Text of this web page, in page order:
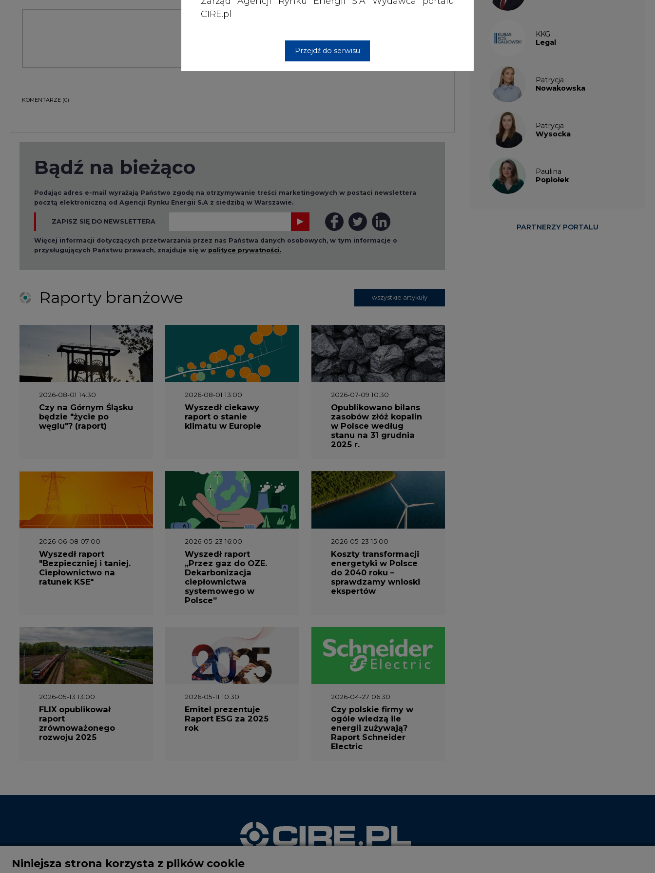
CIRE.pl
Przejdź do serwisu
z portalu cire.pl
KOMENTARZE (0)
Bądź na bieżąco
Podając adres e-mail wyrażają Państwo zgodę na otrzymywanie treści marketingowych w postaci newslettera
pocztą elektroniczną od Agencji Rynku Energii S.A z siedzibą w Warszawie.
ZAPISZ SIĘ DO NEWSLETTERA
Więcej informacji dotyczących przetwarzania przez nas Państwa danych osobowych, w tym informacje o
przysługujących Państwu prawach, znajduje się w polityce prywatności.
Raporty branżowe wszystkie artykuły
2026-08-01 14:30
Czy na Górnym Śląsku
będzie "życie po
węglu"? (raport)
2026-08-01 13:00
Wyszedł ciekawy
raport o stanie
klimatu w Europie
2026-07-09 10:30
Opublikowano bilans
zasobów złóż kopalin
w Polsce według
stanu na 31 grudnia
2025 r.
2026-06-08 07:00
Wyszedł raport
"Bezpieczniej i taniej.
Ciepłownictwo na
ratunek KSE"
2026-05-23 16:00
Wyszedł raport
„Przez gaz do OZE.
Dekarbonizacja
ciepłownictwa
systemowego w
Polsce”
2026-05-23 15:00
Koszty transformacji
energetyki w Polsce
do 2040 roku –
sprawdzamy wnioski
ekspertów
2026-05-13 13:00
FLIX opublikował
raport
zrównoważonego
rozwoju 2025
2026-05-11 10:30
Emitel prezentuje
Raport ESG za 2025
rok
2026-04-27 06:30
Czy polskie firmy w
ogóle wiedzą ile
energii zużywają?
Raport Schneider
Electric
KKG
Legal
Patrycja
Nowakowska
Patrycja
Wysocka
Paulina
Popiołek
PARTNERZY PORTALU
Niniejsza strona korzysta z plików cookie